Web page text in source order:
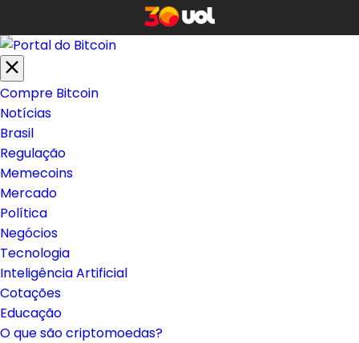
Compre Bitcoin
Notícias
Brasil
Regulação
Memecoins
Mercado
Política
Negócios
Tecnologia
Inteligência Artificial
Cotações
Educação
O que são criptomoedas?